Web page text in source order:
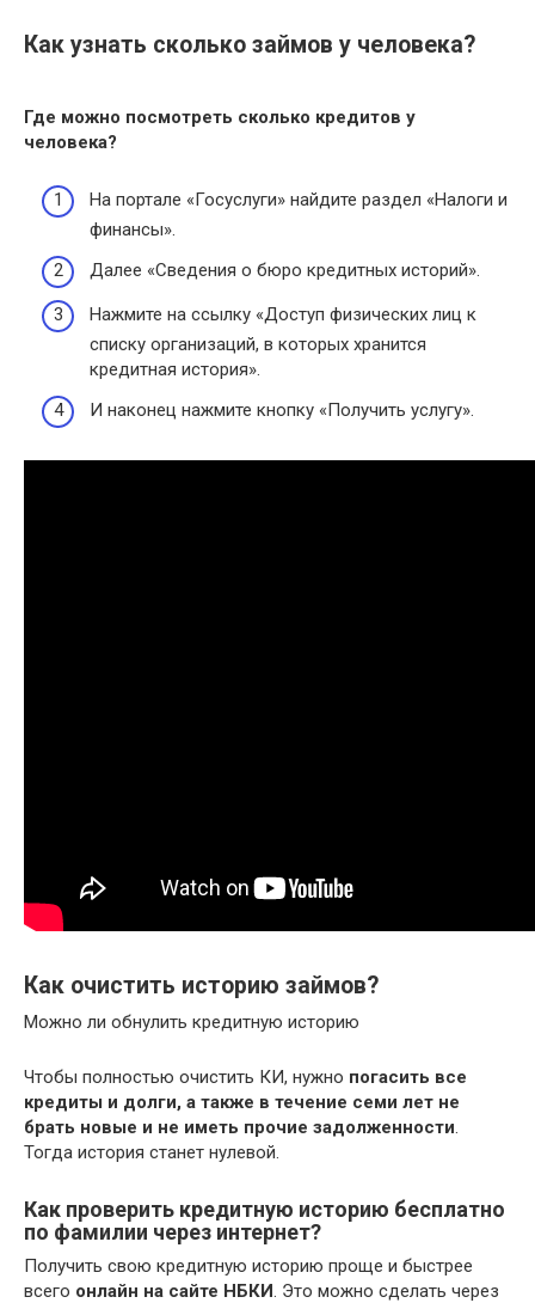
Как узнать сколько займов у человека?
Где можно посмотреть сколько кредитов у
человека?
На портале «Госуслуги» найдите раздел «Налоги и
финансы».
Далее «Сведения о бюро кредитных историй».
Нажмите на ссылку «Доступ физических лиц к
списку организаций, в которых хранится
кредитная история».
И наконец нажмите кнопку «Получить услугу».
Как очистить историю займов?
Можно ли обнулить кредитную историю
Чтобы полностью очистить КИ, нужно погасить все
кредиты и долги, а также в течение семи лет не
брать новые и не иметь прочие задолженности.
Тогда история станет нулевой.
Как проверить кредитную историю бесплатно
по фамилии через интернет?
Получить свою кредитную историю проще и быстрее
всего онлайн на сайте НБКИ. Это можно сделать через